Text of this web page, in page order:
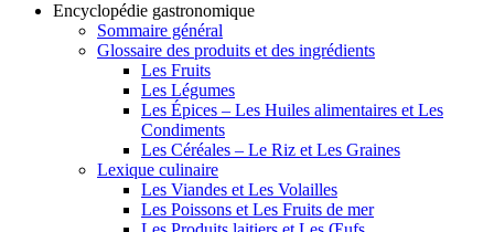
Encyclopédie gastronomique
Sommaire général
Glossaire des produits et des ingrédients
Les Fruits
Les Légumes
Les Épices – Les Huiles alimentaires et Les
Condiments
Les Céréales – Le Riz et Les Graines
Lexique culinaire
Les Viandes et Les Volailles
Les Poissons et Les Fruits de mer